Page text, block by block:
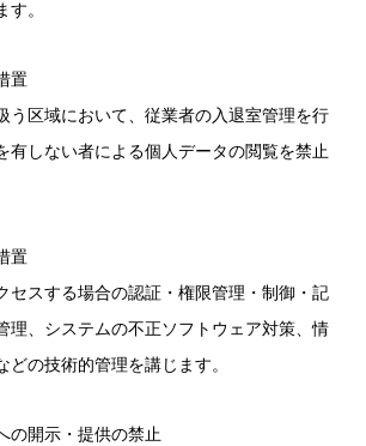
す。
置
う区域において、従業者の入退室管理を行
有しない者による個人データの閲覧を禁止
置
セスする場合の認証・権限管理・制御・記
理、システムの不正ソフトウェア対策、情
どの技術的管理を講じます。
の開示・提供の禁止